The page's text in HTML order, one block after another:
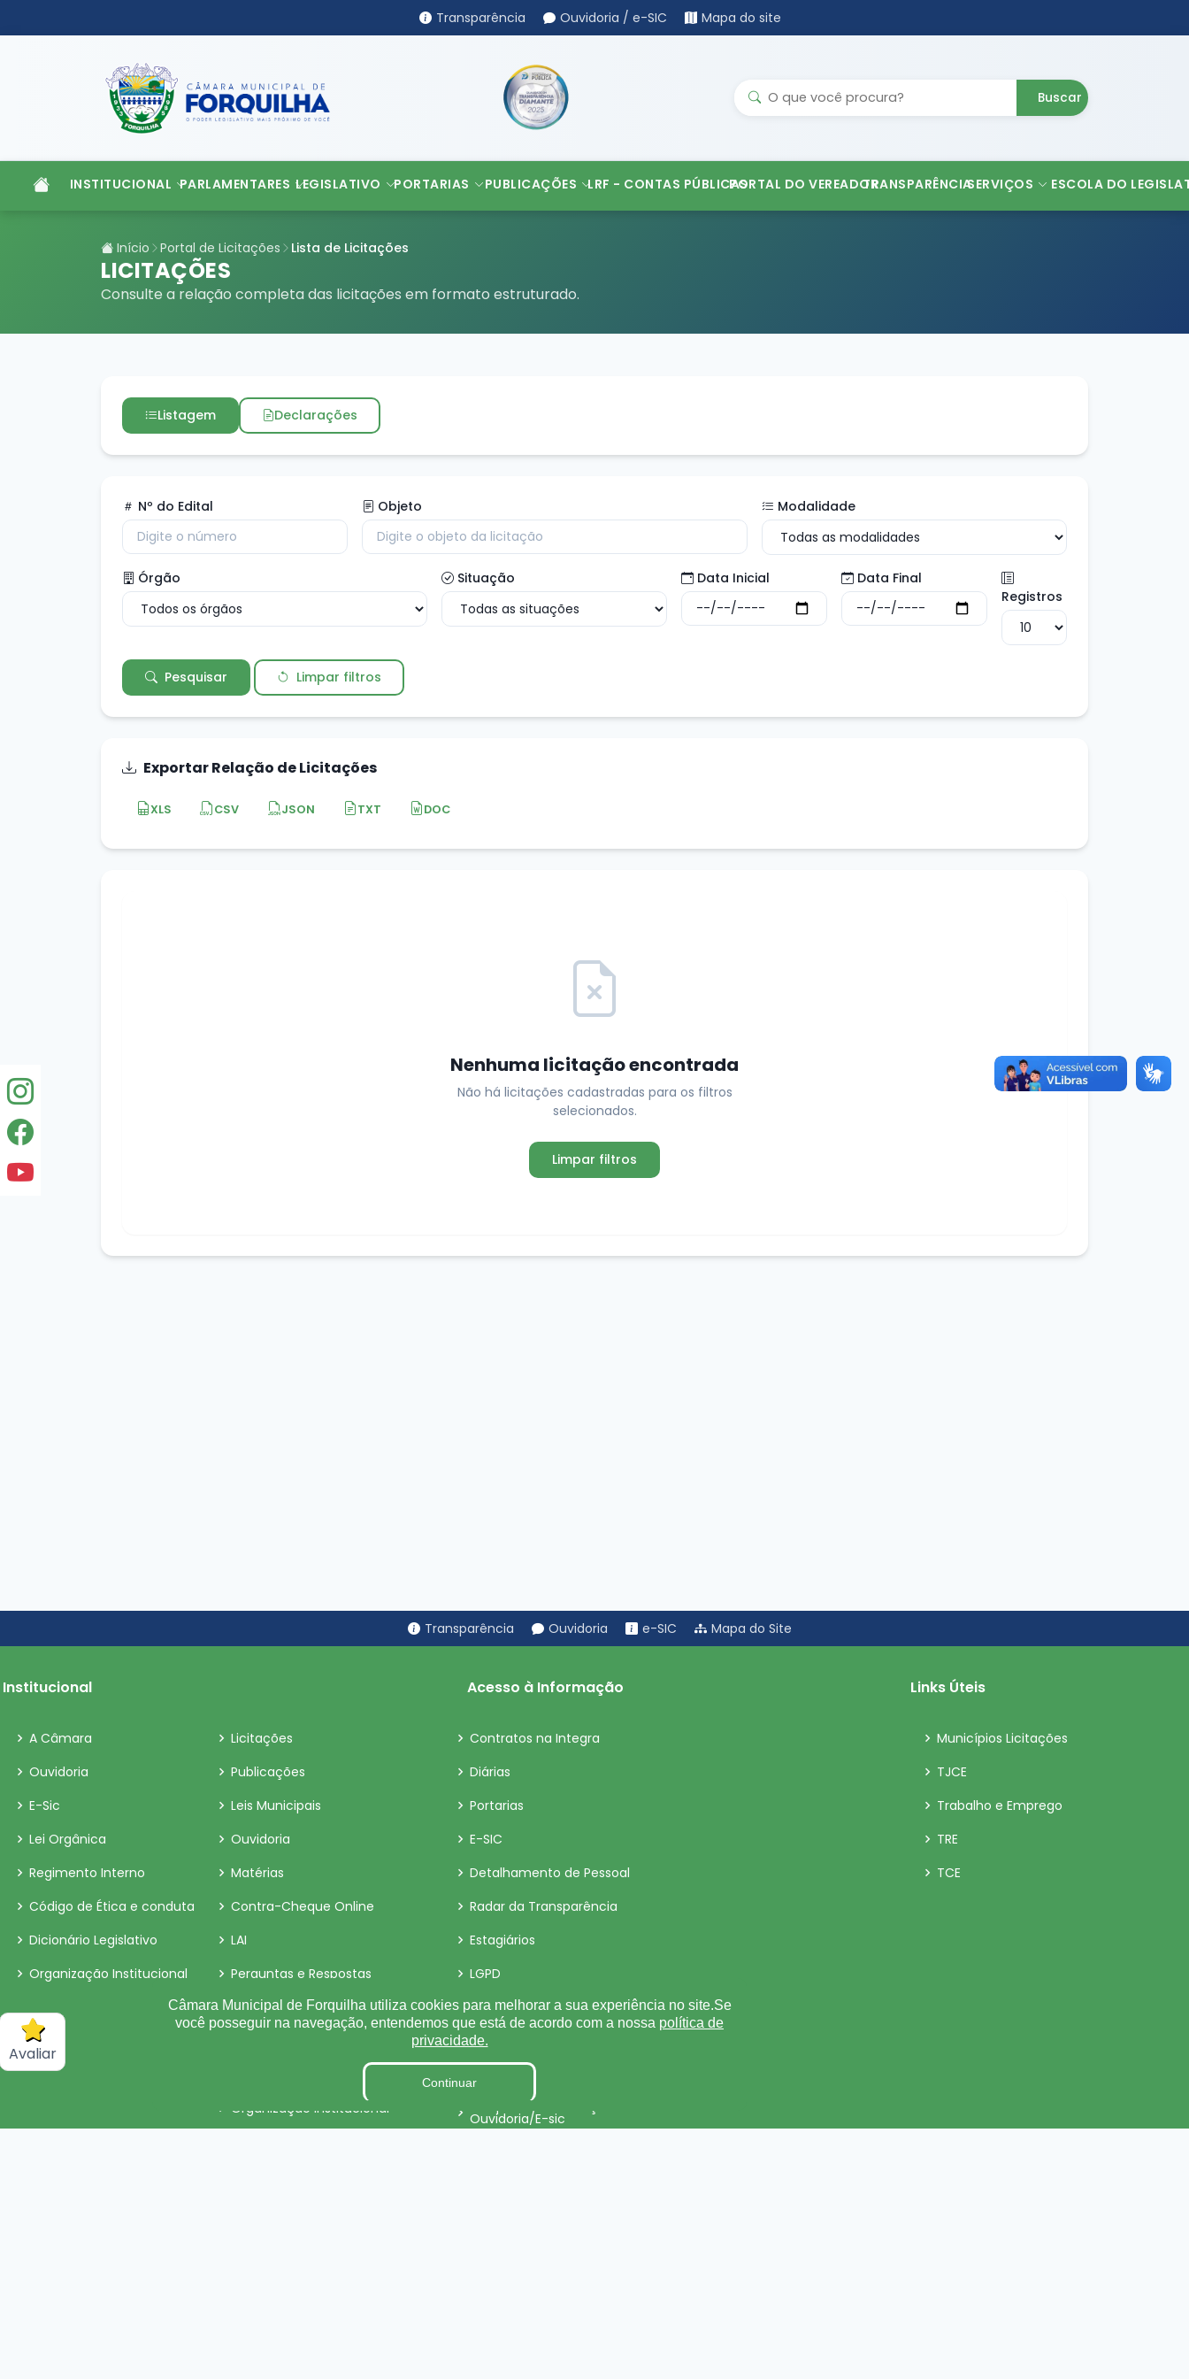
Avaliar
Transparência Ouvidoria / e-SIC Mapa do site
Buscar
INSTITUCIONAL PARLAMENTARES LEGISLATIVO PORTARIAS PUBLICAÇÕES LRF - CONTAS PÚBLICASPORTAL DO VEREADORTRANSPARÊNCIASERVIÇOS ESCOLA DO
Início Portal de Licitações Lista de Licitações
LICITAÇÕES
Consulte a relação completa das licitações em formato estruturado.
Listagem Declarações
Nº do Edital Objeto Modalidade
Órgão Situação Data Inicial
Data Final
Registros
Pesquisar Limpar filtros
Exportar Relação de Licitações
XLS CSV JSON TXT DOC
Nenhuma licitação encontrada
Não há licitações cadastradas para os filtros
selecionados.
Limpar filtros
Transparência Ouvidoria e-SIC Mapa do Site
Institucional
A Câmara
Ouvidoria
E-Sic
Lei Orgânica
Regimento Interno
Código de Ética e conduta
Dicionário Legislativo
Organização Institucional
Acesso à Informação
Licitações
Contratos na Integra
Publicações
Diárias
Leis Municipais
Portarias
Ouvidoria
E-SIC
Matérias
Detalhamento de Pessoal
Contra-Cheque Online
Radar da Transparência
LAI
Estagiários
Perguntas e Respostas
LGPD
Sigilo de Documentos
Tabela de Diárias
Fiscal de Contrato
Parecer TCE
Organização Institucional
Pesquisa de Satisfação
Ouvidoria/E-sic
Links Úteis
Municípios Licitações
TJCE
Trabalho e Emprego
TRE
TCE
Câmara Municipal de Forquilha utiliza cookies para melhorar a sua experiência no site.Se
você posseguir na navegação, entendemos que está de acordo com a nossa política de
privacidade.
Continuar